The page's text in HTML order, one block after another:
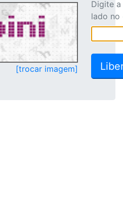
[trocar imagem]
Digite
lado no